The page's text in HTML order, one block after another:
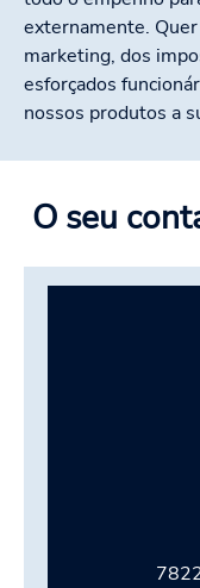
externamente.
marketing, dos
esforçados
nossos produtos a
O seu